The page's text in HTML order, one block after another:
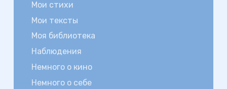
Мои стихи
Мои тексты
Моя библиотека
Наблюдения
Немного о кино
Немного о себе